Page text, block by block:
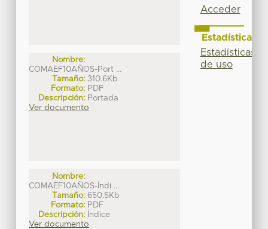
Nombre:
COMAEF10AÑOS-Port ...
Tamaño: 310.6Kb
Formato: PDF
Descripción: Portada
Ver documento
Nombre:
COMAEF10AÑOS-Índi ...
Tamaño: 650.5Kb
Formato: PDF
Descripción: Índice
Ver documento
Acceder
Estadísticas
Estadísticas
de uso